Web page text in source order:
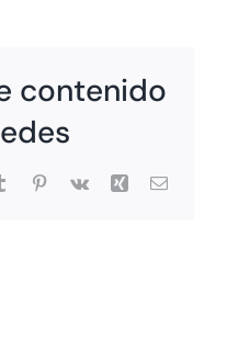
contenido
TumblrPinterest
Vk Xing Correo